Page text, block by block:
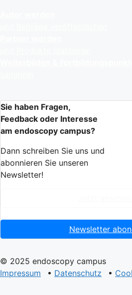
Sie haben Fragen,
Feedback oder Interesse
am endoscopy campus?
Dann schreiben Sie uns und
abonnieren Sie unseren
Newsletter!
Newsletter
© 2025 endoscopy campus
Impressum
• Datenschutz •